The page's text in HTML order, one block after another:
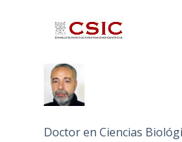
Doctor en Ciencias